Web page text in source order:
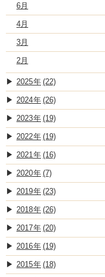
6月
4月
3月
2月
2025 (22)
2024 (26)
2023 (19)
2022 (19)
2021 (16)
2020 (7)
2019 (23)
2018 (26)
2017 (20)
2016 (19)
2015 (18)